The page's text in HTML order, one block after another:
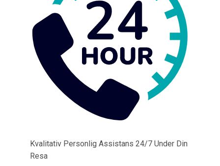
Kvalitativ Personlig Assistans 24/7 Under Din
Resa